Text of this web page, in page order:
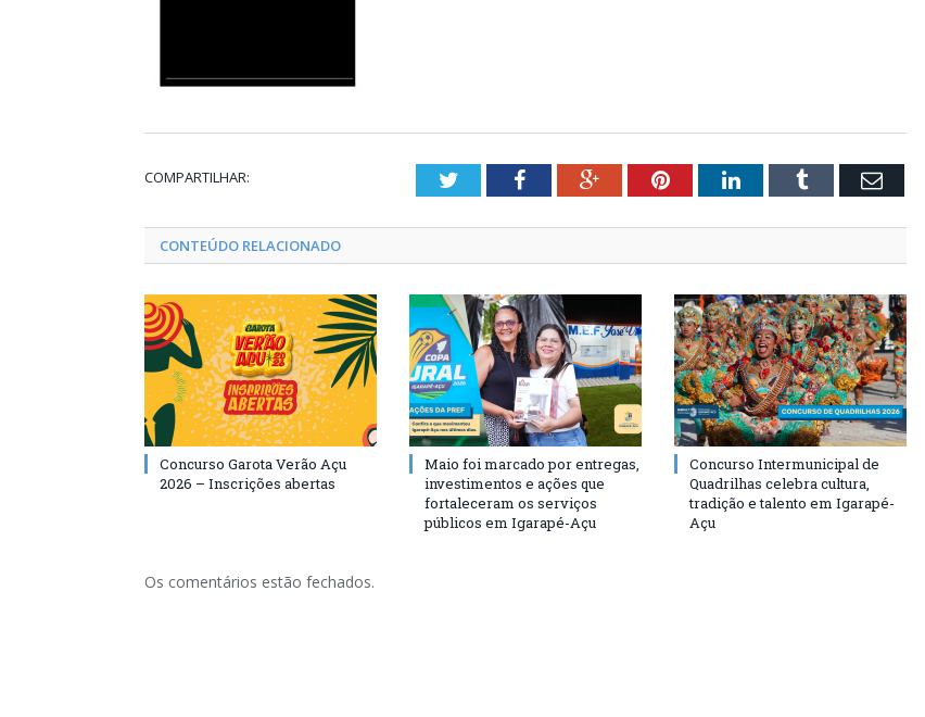
COMPARTILHAR: TwitterFacebookGoogle+PinterestLinkedInTumblr Email
CONTEÚDO RELACIONADO
Concurso Garota Verão Açu
2026 – Inscrições abertas
Maio foi marcado por entregas,
investimentos e ações que
fortaleceram os serviços
públicos em Igarapé-Açu
Concurso Intermunicipal de
Quadrilhas celebra cultura,
tradição e talento em Igarapé-
Açu
Os comentários estão fechados.